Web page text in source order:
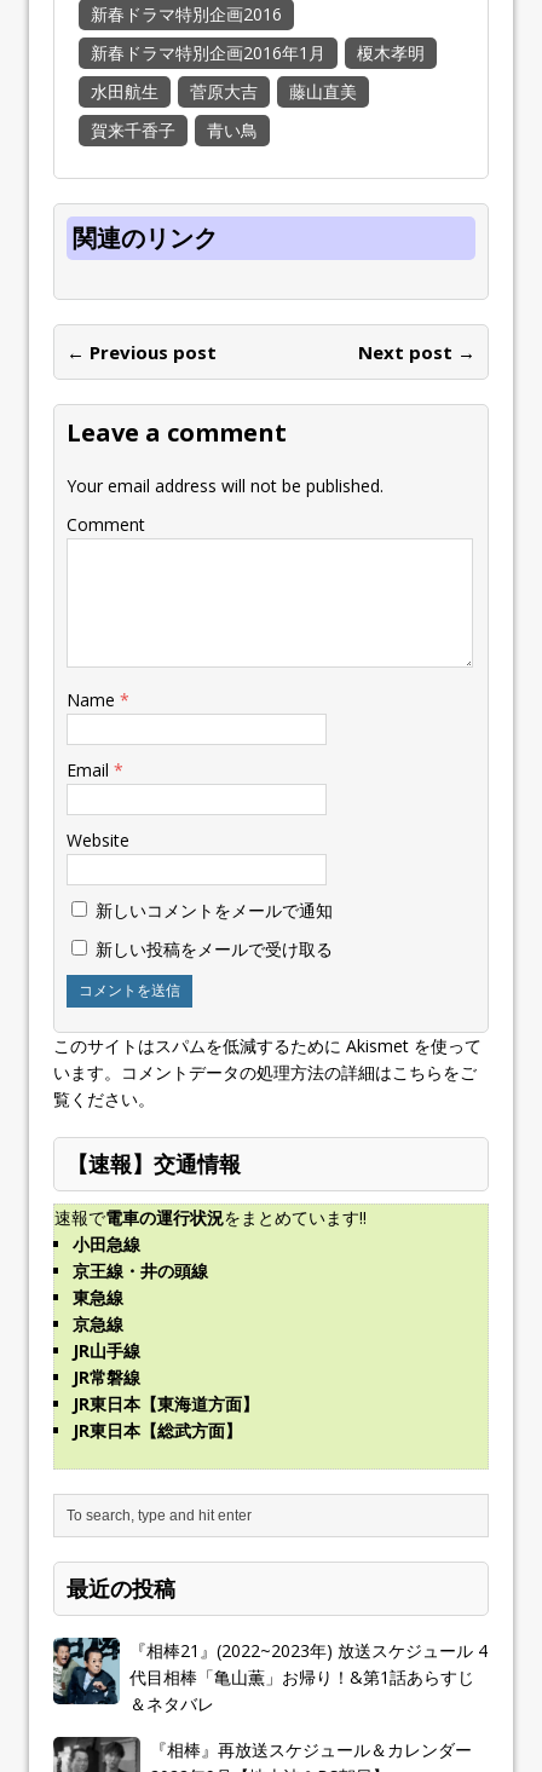
新春ドラマ特別企画2016
新春ドラマ特別企画2016年1月
榎木孝明
水田航生
菅原大吉
藤山直美
賀来千香子
青い鳥
関連のリンク
← Previous post Next post →
Leave a comment
Your email address will not be published.
Comment
Name *
Email *
Website
新しいコメントをメールで通知
新しい投稿をメールで受け取る
このサイトはスパムを低減するために Akismet を使って
います。 コメントデータの処理方法の詳細はこちらをご
覧ください。
【速報】交通情報
速報で電車の運行状況をまとめています!!
小田急線
京王線・井の頭線
東急線
京急線
JR山手線
JR常磐線
JR東日本【東海道方面】
JR東日本【総武方面】
最近の投稿
『相棒21』(2022~2023年) 放送スケジュール 4
代目相棒「亀山薫」お帰り！&第1話あらすじ
＆ネタバレ
『相棒』再放送スケジュール＆カレンダー